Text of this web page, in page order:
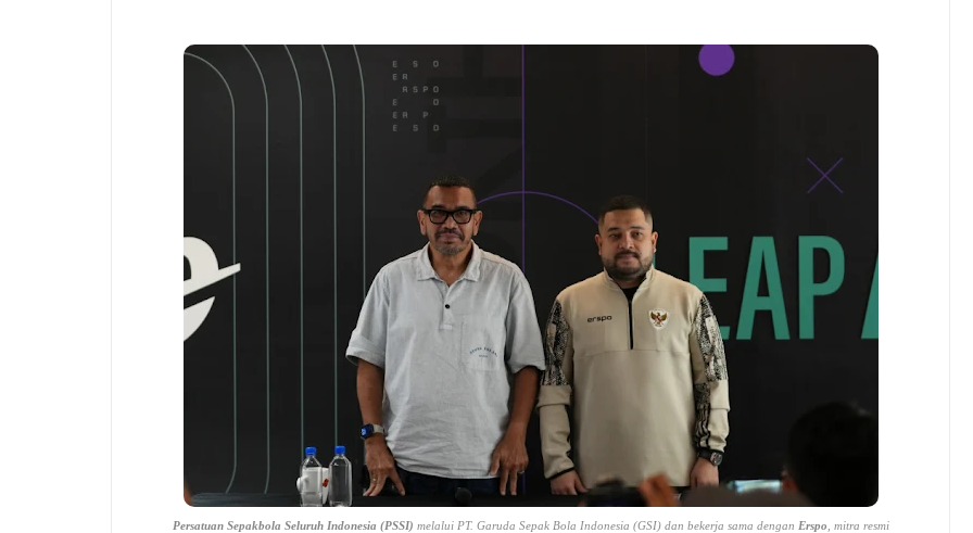
Persatuan Sepakbola Seluruh Indonesia (PSSI) melalui PT. Garuda Sepak Bola Indonesia (GSI) dan bekerja sama dengan Erspo , mitra resmi